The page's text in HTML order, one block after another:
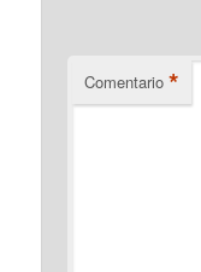
Comentario *